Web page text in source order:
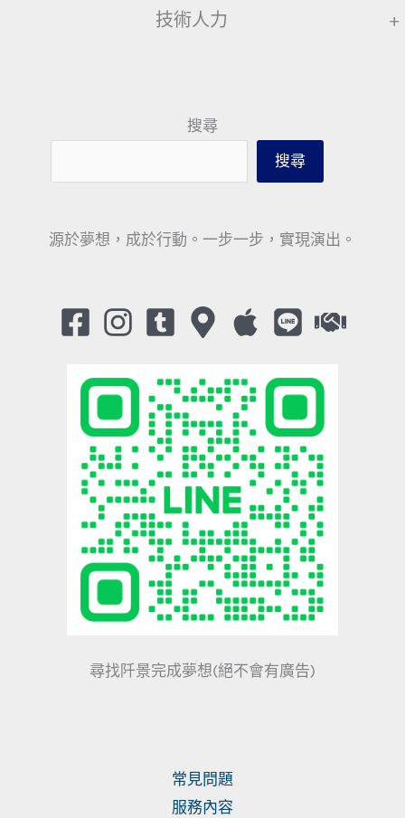
技術人力 +
搜尋
搜尋
源於夢想，成於行動。一步一步，實現演出。
尋找阡景完成夢想(絕不會有廣告)
常見問題
服務內容